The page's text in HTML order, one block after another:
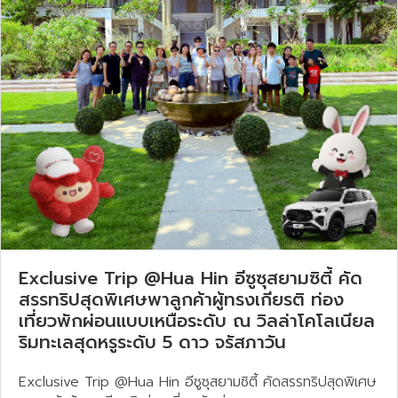
Exclusive Trip @Hua Hin อีซูซุสยามซิตี้ คัด
สรรทริปสุดพิเศษพาลูกค้าผู้ทรงเกียรติ ท่อง
เที่ยวพักผ่อนแบบเหนือระดับ ณ วิลล่าโคโลเนียล
ริมทะเลสุดหรูระดับ 5 ดาว จรัสภาวัน
Exclusive Trip @Hua Hin อีซูซุสยามซิตี้ คัดสรรทริปสุดพิเศษ